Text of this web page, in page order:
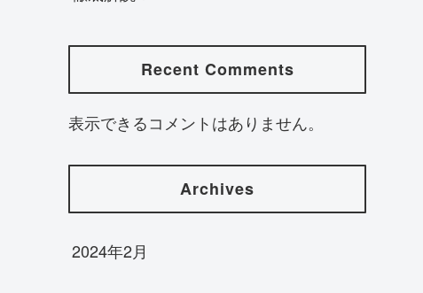
Recent Comments
表示できるコメントはありません。
Archives
2024年2月